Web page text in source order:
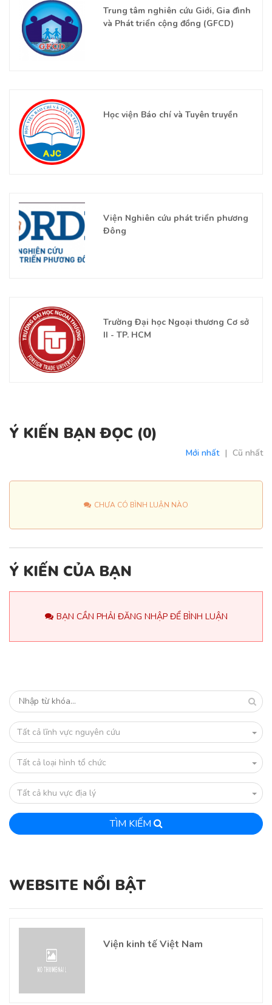
Trung tâm nghiên cứu Giới, Gia đình
và Phát triển cộng đồng (GFCD)
Học viện Báo chí và Tuyên truyền
Viện Nghiên cứu phát triển phương
Đông
Trường Đại học Ngoại thương Cơ sở
II - TP. HCM
Ý KIẾN BẠN ĐỌC (0)
Mới nhất | Cũ nhất
CHƯA CÓ BÌNH LUẬN NÀO
Ý KIẾN CỦA BẠN
BẠN CẦN PHẢI ĐĂNG NHẬP ĐỂ BÌNH LUẬN
Tất cả lĩnh vực nguyên cứu
Tất cả loại hình tổ chức
Tất cả khu vực địa lý
TÌM KIẾM
WEBSITE NỔI BẬT
Viện kinh tế Việt Nam